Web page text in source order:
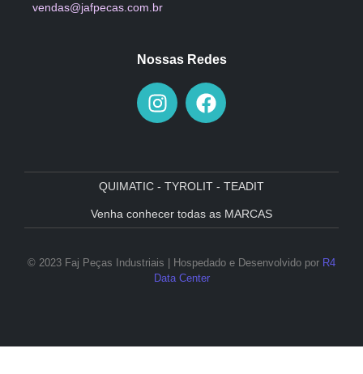
vendas@jafpecas.com.br
Nossas Redes
QUIMATIC - TYROLIT - TEADIT
Venha conhecer todas as MARCAS
© 2023 Faj Peças Industriais | Hospedado e Desenvolvido por R4
Data Center